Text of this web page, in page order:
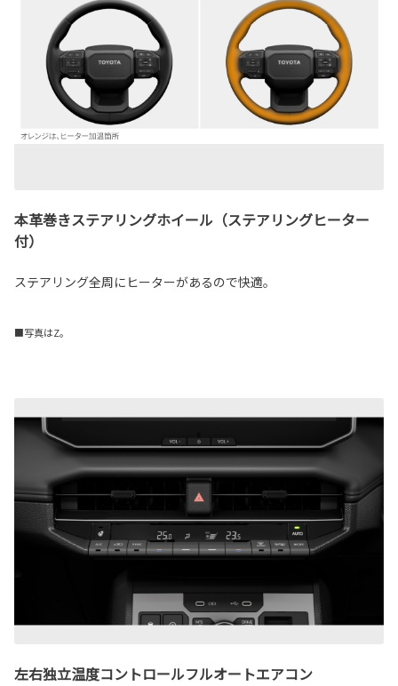
本革巻きステアリングホイール（ステアリングヒーター
付）
ステアリング全周にヒーターがあるので快適。
■写真はZ。
左右独立温度コントロールフルオートエアコン